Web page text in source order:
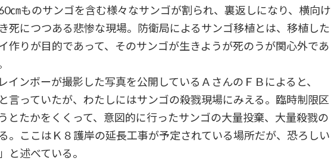
㎝ものサンゴを含む様々なサンゴが割られ、裏返しになり、横向け
死につつある悲惨な現場。防衛局によるサンゴ移植とは、移植した
作りが目的であって、そのサンゴが生きようが死のうが関心外であ
ンボーが撮影した写真を公開しているＡさんのＦＢによると、
言っていたが、わたしにはサンゴの殺戮現場にみえる。臨時制限区
とたかをくくって、意図的に行ったサンゴの大量投棄、大量殺戮の
。ここはＫ８護岸の延長工事が予定されている場所だが、恐ろしい
と述べている。